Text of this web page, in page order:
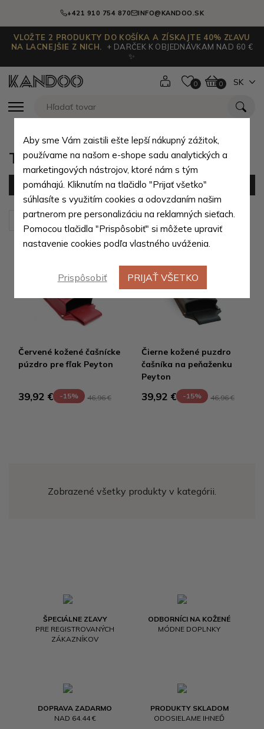
+421 910 754 870 INFO@KANDOO.SK
VLOŽTE 2 PRODUKTY DO KOŠÍKA A ZÍSKAJTE 40% ZĽAVU
NA LACNEJŠIE Z NICH.
+ DARČEK K OBJEDNÁVKAM NAD 60 €
✨
0 0 SK
Tvrdé pouzdra
Filter (2 produktov)
Zoradiť podľa: Predvolené
Červené kožené čašnícke
púzdro pre fľak Peyton
39,92 € -15% 46,96 €
Čierne kožené puzdro
čašníka na peňaženku
Peyton
39,92 € -15% 46,96 €
Zobrazené všetky produkty v kategórii.
ŠPECIÁLNE ZĽAVY
PRE REGISTROVANÝCH
ZÁKAZNÍKOV
ODBORNÍCI NA KOŽENÉ
MÓDNE DOPLNKY
DOPRAVA ZADARMO
NAD 64.44 €
PRODUKTY SKLADOM
ODOSIELAME IHNEĎ
Aby sme Vám zaistili ešte lepší nákupný zážitok,
používame na našom e-shope sadu analytických a
marketingových nástrojov, ktoré nám s tým
pomáhajú. Kliknutím na tlačidlo "Prijať všetko"
súhlasíte s využitím cookies a odovzdaním našim
partnerom pre personalizáciu na reklamných sieťach.
Pomocou tlačidla "Prispôsobiť" si môžete upraviť
nastavenie cookies podľa vlastného uváženia.
Prispôsobiť PRIJAŤ VŠETKO